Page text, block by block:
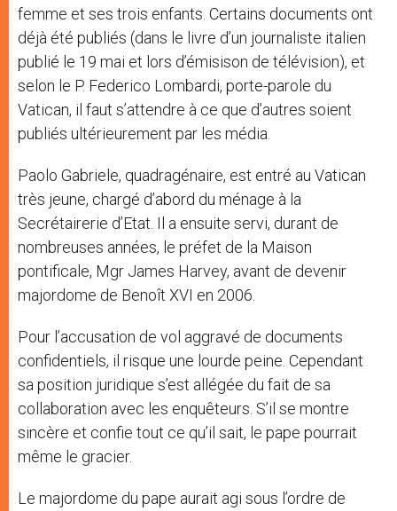
femme et ses trois enfants. Certains documents ont
déjà été publiés (dans le livre d’un journaliste italien
publié le 19 mai et lors d’émisison de télévision), et
selon le P. Federico Lombardi, porte-parole du
Vatican, il faut s’attendre à ce que d’autres soient
publiés ultérieurement par les média.
Paolo Gabriele, quadragénaire, est entré au Vatican
très jeune, chargé d’abord du ménage à la
Secrétairerie d’Etat. Il a ensuite servi, durant de
nombreuses années, le préfet de la Maison
pontificale, Mgr James Harvey, avant de devenir
majordome de Benoît XVI en 2006.
Pour l’accusation de vol aggravé de documents
confidentiels, il risque une lourde peine. Cependant
sa position juridique s’est allégée du fait de sa
collaboration avec les enquêteurs. S’il se montre
sincère et confie tout ce qu’il sait, le pape pourrait
même le gracier.
Le majordome du pape aurait agi sous l’ordre de